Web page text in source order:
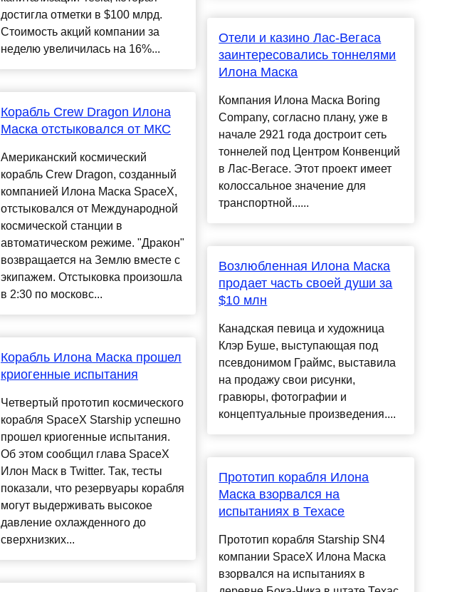
достигла отметки в $100 млрд.
Стоимость акций компании за
неделю увеличилась на 16%...
Корабль Crew Dragon Илона
Маска отстыковался от МКС
Американский космический
корабль Crew Dragon, созданный
компанией Илона Маска SpaceX,
отстыковался от Международной
космической станции в
автоматическом режиме. "Дракон"
возвращается на Землю вместе с
экипажем. Отстыковка произошла
в 2:30 по московс...
Корабль Илона Маска прошел
криогенные испытания
Четвертый прототип космического
корабля SpaceX Starship успешно
прошел криогенные испытания.
Об этом сообщил глава SpaceX
Илон Маск в Twitter. Так, тесты
показали, что резервуары корабля
могут выдерживать высокое
давление охлажденного до
сверхнизких...
Отели и казино Лас-Вегаса
заинтересовались тоннелями
Илона Маска
Компания Илона Маска Boring
Company, согласно плану, уже в
начале 2921 года достроит сеть
тоннелей под Центром Конвенций
в Лас-Вегасе. Этот проект имеет
колоссальное значение для
транспортной......
Возлюбленная Илона Маска
продает часть своей души за
$10 млн
Канадская певица и художница
Клэр Буше, выступающая под
псевдонимом Граймс, выставила
на продажу свои рисунки,
гравюры, фотографии и
концептуальные произведения....
Прототип корабля Илона
Маска взорвался на
испытаниях в Техасе
Прототип корабля Starship SN4
компании SpaceX Илона Маска
взорвался на испытаниях в